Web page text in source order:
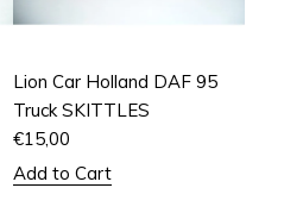
Lion Car Holland DAF 95
Truck SKITTLES
€15,00
Add to Cart